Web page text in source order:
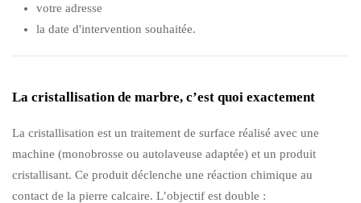
votre adresse
la date d'intervention souhaitée.
La cristallisation de marbre, c’est quoi exactement
La cristallisation est un traitement de surface réalisé avec une
machine (monobrosse ou autolaveuse adaptée) et un produit
cristallisant. Ce produit déclenche une réaction chimique au
contact de la pierre calcaire. L’objectif est double :